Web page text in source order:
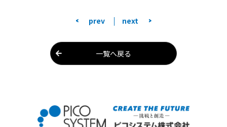
< prev next >
一覧へ戻る